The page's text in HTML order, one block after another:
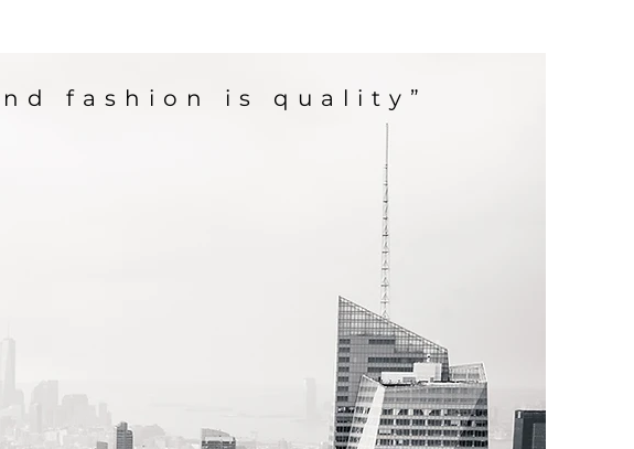
fashion is quality”